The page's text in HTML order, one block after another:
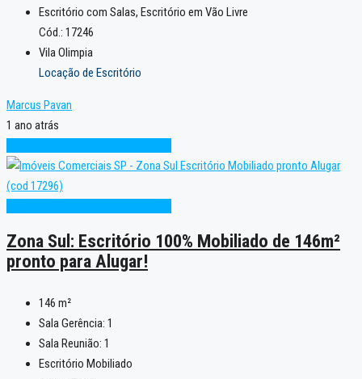
Escritório com Salas, Escritório em Vão Livre
Cód.: 17246
Vila Olimpia
Locação de Escritório
Marcus Pavan
1 ano atrás
Zona Sul: Escritório 100% Mobiliado de 146m²
pronto para Alugar!
146 m²
Sala Gerência: 1
Sala Reunião: 1
Escritório Mobiliado